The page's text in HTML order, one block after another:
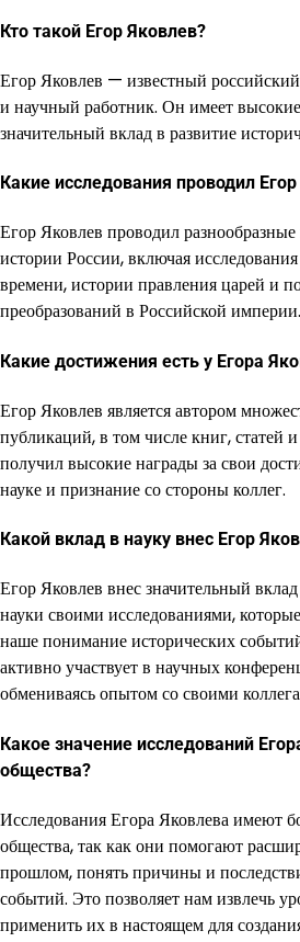
Кто такой Егор Яковлев?
Егор Яковлев — известный российский
и научный работник. Он имеет
значительный вклад в развитие
Какие исследования проводил
Егор Яковлев проводил
истории России, включая
времени, истории правления царей и
преобразований в Российской империи.
Какие достижения есть у Егора
Егор Яковлев является автором
публикаций, в том числе книг, статей
получил высокие награды за свои
науке и признание со стороны коллег.
Какой вклад в науку внес Егор
Егор Яковлев внес значительный
науки своими исследованиями,
наше понимание исторических
активно участвует в научных
обмениваясь опытом со своими
Какое значение исследований
общества?
Исследования Егора Яковлева имеют
общества, так как они помогают
прошлом, понять причины и
событий. Это позволяет нам извлечь
применить их в настоящем для